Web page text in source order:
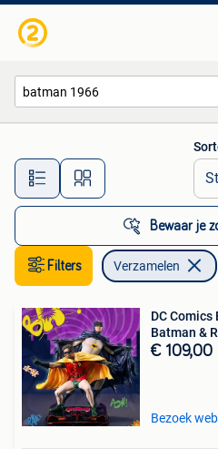
Alle
Bewaar je
Filters Verzamelen
DC
Batman &
€ 109,00
Bezoek